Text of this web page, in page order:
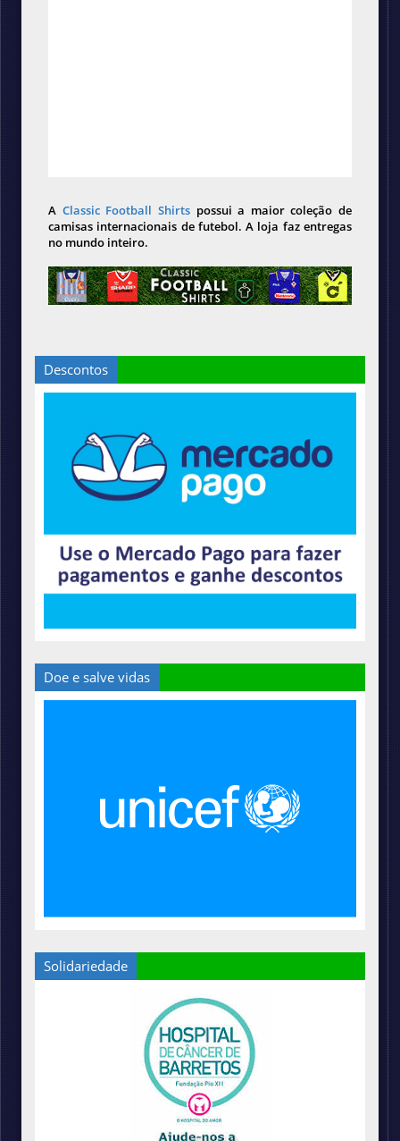
A Classic Football Shirts possui a maior coleção de
camisas internacionais de futebol. A loja faz entregas
no mundo inteiro.
Descontos
Doe e salve vidas
Solidariedade